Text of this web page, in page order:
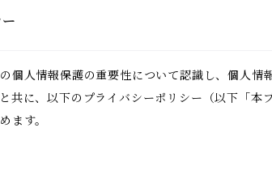
個人情報保護の重要性について認識し、個人
共に、以下のプライバシーポリシー（以下「本
ます。